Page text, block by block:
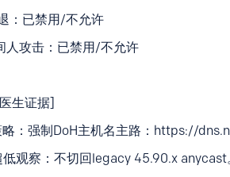
：已禁用/不允许
人攻击：已禁用/不允许
生证据]
略：强制DoH主机名主路：https://
观察：不切回legacy 45.90.x anycast